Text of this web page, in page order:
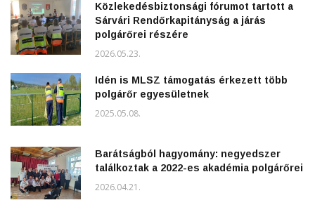
Közlekedésbiztonsági fórumot tartott a
Sárvári Rendőrkapitányság a járás
polgárőrei részére
2026.05.23.
Idén is MLSZ támogatás érkezett több
polgárőr egyesületnek
2025.05.08.
Barátságból hagyomány: negyedszer
találkoztak a 2022-es akadémia polgárőrei
2026.04.21.